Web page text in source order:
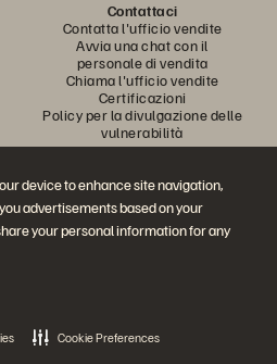
device to enhance site navigation,
advertisements based on your
your personal information for any
Cookie Preferences
Contattaci
Contatta l'ufficio vendite
Avvia una chat con il
personale di vendita
Chiama l'ufficio vendite
Certificazioni
Policy per la divulgazione delle
vulnerabilità
conversazione
social ufficiali di Everpure
Tutti i diritti sono riservati.
legaliTrust CenterImpostazioni dei cookie